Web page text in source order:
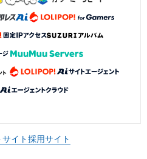
イト採用サイト